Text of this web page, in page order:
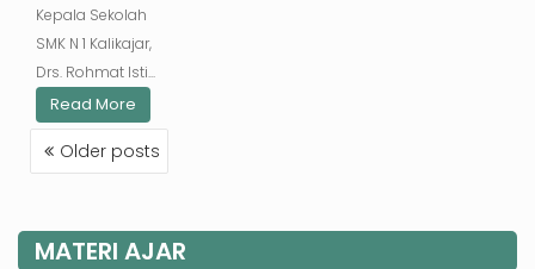
Kepala Sekolah
SMK N 1 Kalikajar,
Drs. Rohmat Isti...
Read More
POSTS
NAVIGATION
Older posts
MATERI AJAR